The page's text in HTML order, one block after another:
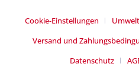
Cookie-Einstellungen
Versand und
Datenschutz